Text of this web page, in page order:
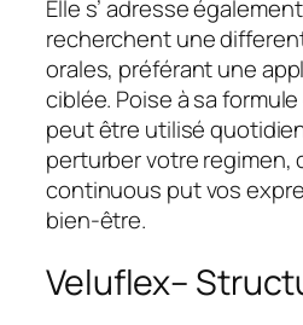
Elle s’ adresse
recherchent une
orales, préférant une
ciblée. Poise à sa
peut être utilisé
perturber votre regimen,
continuous put vos
bien-être.
Veluflex–